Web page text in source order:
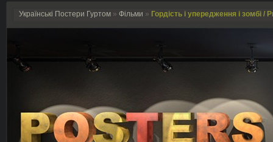
Українські Постери Гуртом » Фільми » Гордість і упередження і зомбі